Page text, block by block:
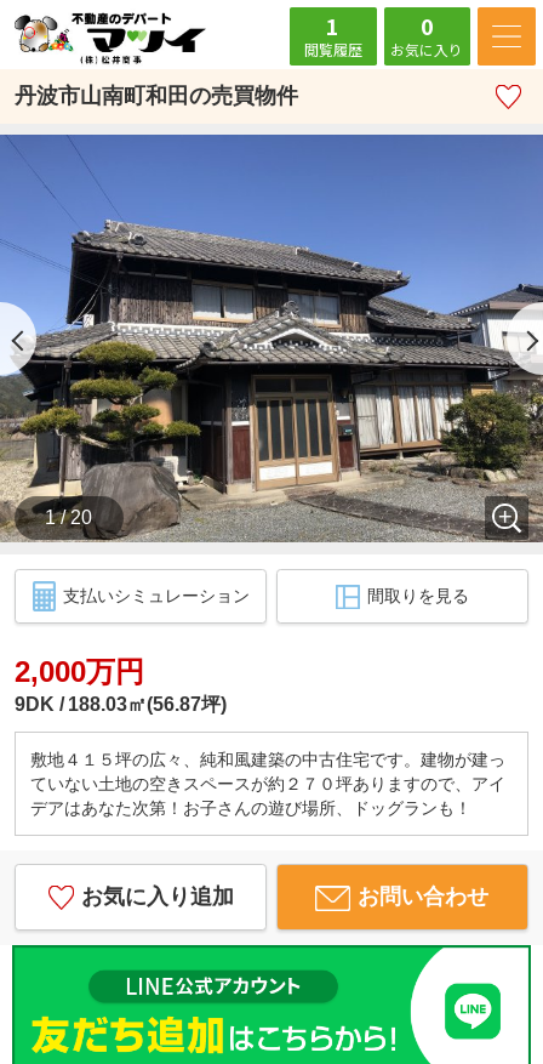
1
閲覧履歴
0
お気に入り
丹波市山南町和田の売買物件
1 / 20
支払いシミュレーション 間取りを見る
2,000万円
9DK 188.03㎡(56.87坪)
敷地４１５坪の広々、純和風建築の中古住宅です。建物が建っ
ていない土地の空きスペースが約２７０坪ありますので、アイ
デアはあなた次第！お子さんの遊び場所、ドッグランも！
お気に入り追加 お問い合わせ